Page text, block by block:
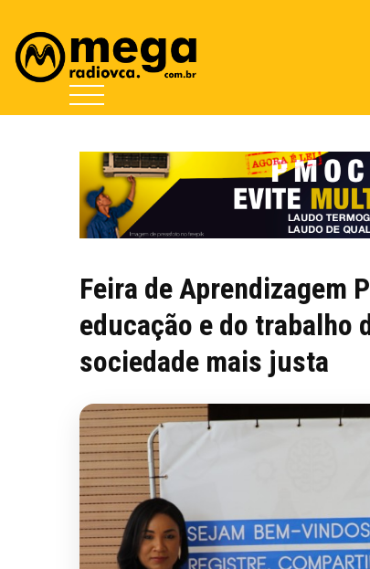
Feira de Aprendizagem
educação e do trabalho
sociedade mais justa